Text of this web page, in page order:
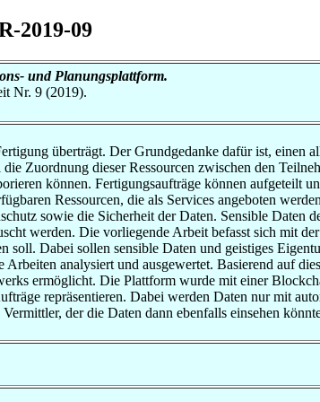
2019-09
und Planungsplattform.
Nr. 9 (2019).
überträgt. Der Grundgedanke dafür ist, einen
Zuordnung dieser Ressourcen zwischen den
können. Fertigungsaufträge können aufgeteilt
Ressourcen, die als Services angeboten
sowie die Sicherheit der Daten. Sensible Daten
werden. Die vorliegende Arbeit befasst sich mit
Dabei sollen sensible Daten und geistiges
analysiert und ausgewertet. Basierend auf
ermöglicht. Die Plattform wurde mit einer
repräsentieren. Dabei werden Daten nur mit
der die Daten dann ebenfalls einsehen